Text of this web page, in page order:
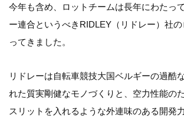
今年も含め、ロットチームは長年にわたっ
ー連合というべきRIDLEY（リドレー）社
ってきました。
リドレーは自転車競技大国ベルギーの過酷
れた質実剛健なモノづくりと、空力性能の
スリットを入れるような外連味のある開発